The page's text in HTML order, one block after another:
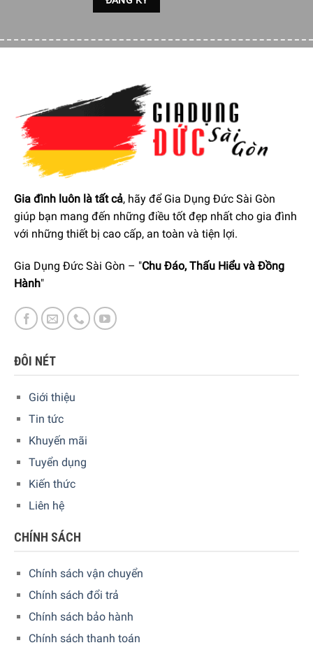
được món ăn một cách nhanh chóng.
Lò nướng Siemens iQ700 CB875G0B2 giúp bạn chế biến thực
Trang bị màn hình cảm ứng TFT
Với cấu trúc menu thân thiện với người dùng và điều
hướng cảm ứng, màn hình TFT giúp việc vận hành lò
dẫn trực quan thông qua menu phong phú và núm xoay
chỉnh nó theo sở thích của bạn.
Gia đình luôn là tất cả, hãy để Gia Dụng Đức Sài Gòn
giúp bạn mang đến những điều tốt đẹp nhất cho gia đình
với những thiết bị cao cấp, an toàn và tiện lợi.
Gia Dụng Đức Sài Gòn – "Chu Đáo, Thấu Hiểu và Đồng
Hành"
ĐÔI NÉT
Giới thiệu
Tin tức
Khuyến mãi
Tuyển dụng
Kiến thức
Liên hệ
CHÍNH SÁCH
Chính sách vận chuyển
Chính sách đổi trả
Chính sách bảo hành
Chính sách thanh toán